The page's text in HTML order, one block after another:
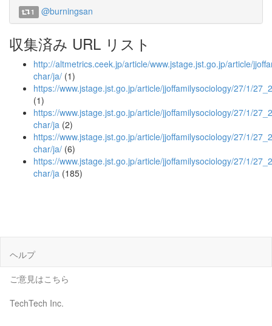
1 @burningsan
収集済み URL リスト
http://altmetrics.ceek.jp/article/www.jstage.jst.go.jp/article/
char/ja/ (1)
https://www.jstage.jst.go.jp/article/jjoffamilysociology/27/1/
(1)
https://www.jstage.jst.go.jp/article/jjoffamilysociology/27/1/
char/ja (2)
https://www.jstage.jst.go.jp/article/jjoffamilysociology/27/1/
char/ja/ (6)
https://www.jstage.jst.go.jp/article/jjoffamilysociology/27/1/
char/ja (185)
ヘルプ
ご意見はこちら
TechTech Inc.